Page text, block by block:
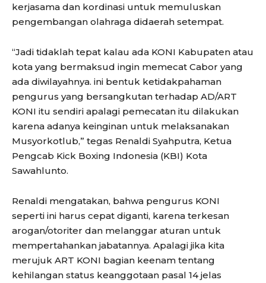
kerjasama dan kordinasi untuk memuluskan
pengembangan olahraga didaerah setempat.
“Jadi tidaklah tepat kalau ada KONI Kabupaten atau
kota yang bermaksud ingin memecat Cabor yang
ada diwilayahnya. ini bentuk ketidakpahaman
pengurus yang bersangkutan terhadap AD/ART
KONI itu sendiri apalagi pemecatan itu dilakukan
karena adanya keinginan untuk melaksanakan
Musyorkotlub,” tegas Renaldi Syahputra, Ketua
Pengcab Kick Boxing Indonesia (KBI) Kota
Sawahlunto.
Renaldi mengatakan, bahwa pengurus KONI
seperti ini harus cepat diganti, karena terkesan
arogan/otoriter dan melanggar aturan untuk
mempertahankan jabatannya. Apalagi jika kita
merujuk ART KONI bagian keenam tentang
kehilangan status keanggotaan pasal 14 jelas